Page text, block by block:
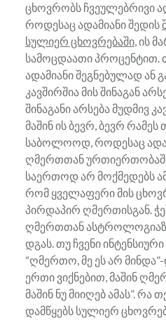
ცხოვრობს ჩვეულებრივი
როდესაც ადამიანი შედის
სულიერ ცხოვრებაში, ის
სამოცდაათი პროცენტით.
ადამიანი შეგნებულად ან
კავშირშია მის შინაგან
შინაგანი არსება მუდმივ
მაშინ ის ბევრ, ბევრ
საბოლოოდ, როდესაც
ღმერთთან
საერთოდ არ მოქმედებს
რომ ყველაფერი მის
პირდაპირ ღმერთისგან.
ღმერთთან
დგას. თუ ჩვენი
“ღმერთო, მე ეს არ
ერთი ვიქნებით, მაშინ
მაშინ ნუ მიიღებ ამას”. რა
დამწყებს სულიერ